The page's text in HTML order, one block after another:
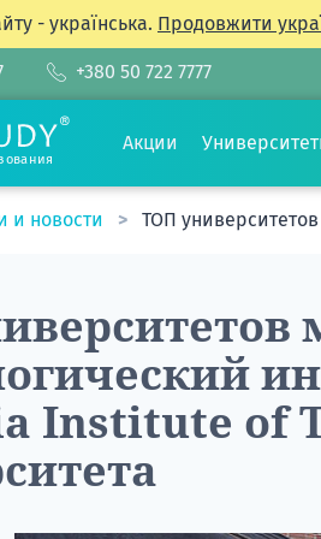
- українська. Продовжити
+380 50 722 7777
Акции
и новости ТОП
Institute of